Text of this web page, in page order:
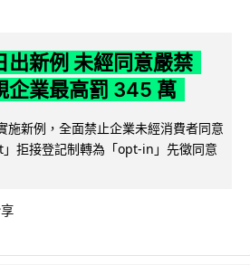
出新例 未經同意嚴禁
企業最高罰 345 萬
施新例，全面禁止企業未經消費者同意
拒接登記制轉為「opt-in」先徵同意